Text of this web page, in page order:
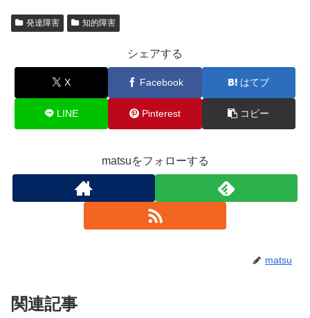
発達障害 知的障害
シェアする
X Facebook はてブ
LINE Pinterest コピー
matsuをフォローする
matsu
関連記事